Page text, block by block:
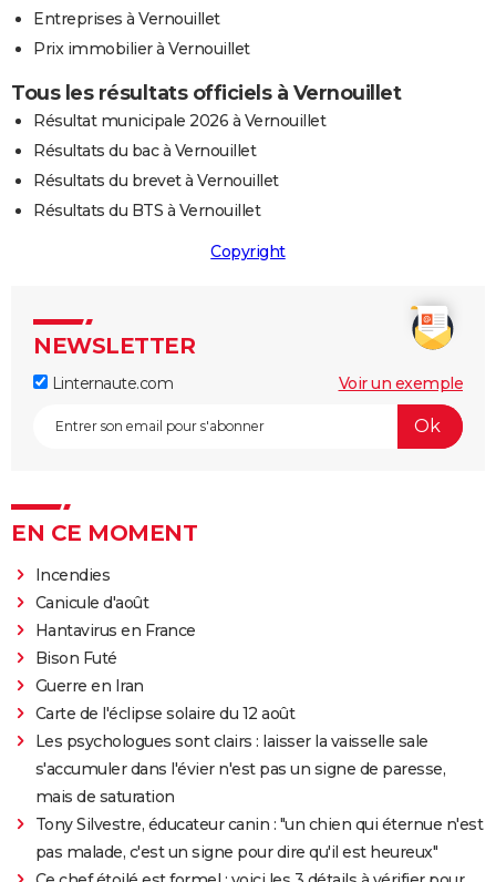
Entreprises à Vernouillet
Prix immobilier à Vernouillet
Tous les résultats officiels à Vernouillet
Résultat municipale 2026 à Vernouillet
Résultats du bac à Vernouillet
Résultats du brevet à Vernouillet
Résultats du BTS à Vernouillet
Copyright
NEWSLETTER
Linternaute.com Voir un exemple
EN CE MOMENT
Incendies
Canicule d'août
Hantavirus en France
Bison Futé
Guerre en Iran
Carte de l'éclipse solaire du 12 août
Les psychologues sont clairs : laisser la vaisselle sale
s'accumuler dans l'évier n'est pas un signe de paresse,
mais de saturation
Tony Silvestre, éducateur canin : "un chien qui éternue n'est
pas malade, c'est un signe pour dire qu'il est heureux"